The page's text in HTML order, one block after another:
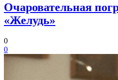
Очаровательная
«Желудь»
0
0